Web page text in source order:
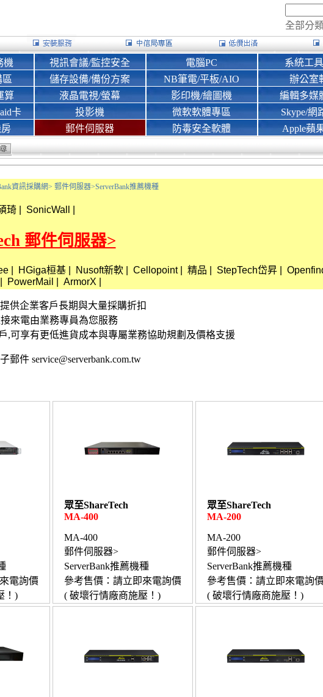
全部分類
機
區
算
卡
視訊會議/監控安全
儲存設備/備份方案
液晶電視/螢幕
投影機
郵件伺服器
電腦PC
NB筆電/平板/AIO
影印機/繪圖機
微軟軟體專區
防毒安全軟體
系統工
辦公室
編輯多媒
Skype/網
Apple蘋
資訊採購網> 郵件伺服器>ServerBank推薦機種
琦 SonicWall
郵件伺服器>
HGiga桓基 Nusoft新軟 Cellopoint 精品 StepTech岱昇
PowerMail ArmorX
供企業客戶長期與大量採購折扣
來電由業務專員為您服務
,可享有更低進貨成本與專屬業務協助規劃及價格支援
郵件 service@serverbank.com.tw
電詢價
！)
眾至ShareTech
MA-400
MA-400
郵件伺服器>
ServerBank推薦機種
參考售價：請立即來電詢價
( 破壞行情廠商施壓！)
眾至ShareTech
MA-200
MA-200
郵件伺服器>
ServerBank推薦機種
參考售價：請立即來電詢價
( 破壞行情廠商施壓！)